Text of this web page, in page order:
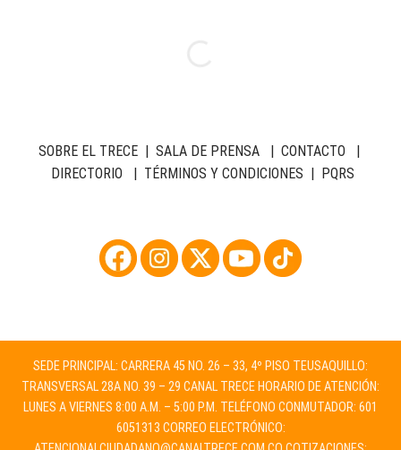
SOBRE EL TRECE| SALA DE PRENSA| CONTACTO |
DIRECTORIO | TÉRMINOS Y CONDICIONES | PQRS
SEDE PRINCIPAL: CARRERA 45 NO. 26 – 33, 4º PISO TEUSAQUILLO:
TRANSVERSAL 28A NO. 39 – 29 CANAL TRECE HORARIO DE ATENCIÓN:
LUNES A VIERNES 8:00 A.M. – 5:00 P.M. TELÉFONO CONMUTADOR: 601
6051313 CORREO ELECTRÓNICO: